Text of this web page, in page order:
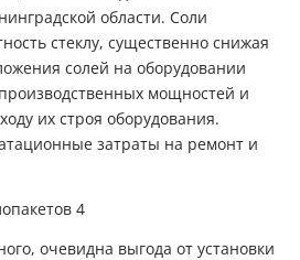
области. Соли
стеклу, существенно снижая
солей на оборудовании
мощностей и
их строя оборудования.
затраты на ремонт и
очевидна выгода от установки